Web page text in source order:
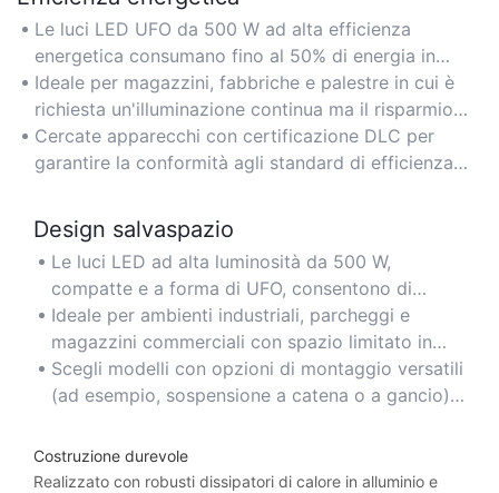
Le luci LED UFO da 500 W ad alta efficienza
energetica consumano fino al 50% di energia in
meno rispetto ai tradizionali apparecchi HID,
riducendo i costi dell'elettricità a lungo termine per
gli spazi di grandi dimensioni.
Ideale per magazzini, fabbriche e palestre in cui è
richiesta un'illuminazione continua ma il risparmio
energetico è fondamentale.
Cercate apparecchi con certificazione DLC per
garantire la conformità agli standard di efficienza
Design salvaspazio
Le luci LED ad alta luminosità da 500 W,
compatte e a forma di UFO, consentono di
risparmiare spazio verticale, garantendo al
contempo una distribuzione ottimale della luce
in ambienti con soffitti alti.
Ideale per ambienti industriali, parcheggi e
magazzini commerciali con spazio limitato in
alto.
Scegli modelli con opzioni di montaggio versatili
(ad esempio, sospensione a catena o a gancio)
Costruzione durevole
Realizzato con robusti dissipatori di calore in alluminio e